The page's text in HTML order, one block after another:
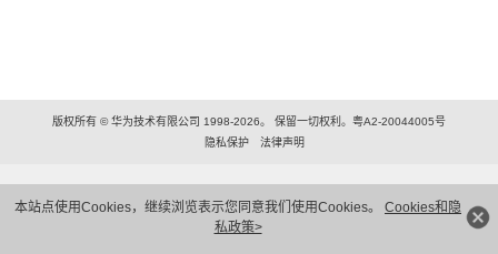
本站点使用Cookies，继续浏览表示您同意我们使用Cookies。 Cookies和隐
私政策>
版权所有 © 华为技术有限公司 1998-2026。 保留一切权利。粤A2-20044005号
隐私保护
法律声明